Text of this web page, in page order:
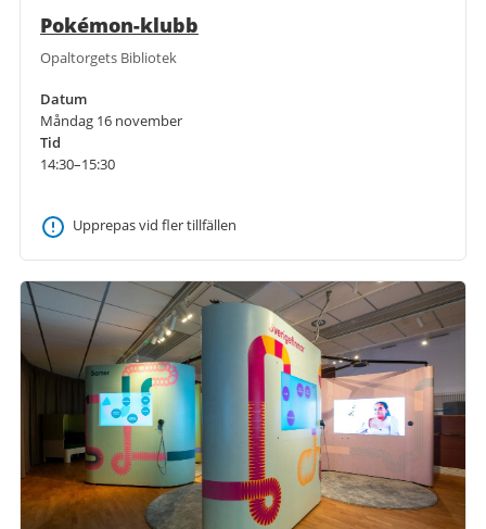
Pokémon-klubb
Opaltorgets Bibliotek
Datum
Måndag 16 november
Tid
14:30–15:30
Upprepas vid fler tillfällen